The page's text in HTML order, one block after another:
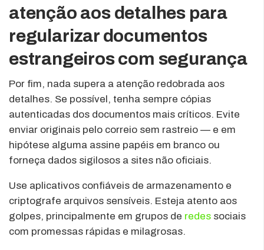
atenção aos detalhes para
regularizar documentos
estrangeiros com segurança
Por fim, nada supera a atenção redobrada aos
detalhes. Se possível, tenha sempre cópias
autenticadas dos documentos mais críticos. Evite
enviar originais pelo correio sem rastreio — e em
hipótese alguma assine papéis em branco ou
forneça dados sigilosos a sites não oficiais.
Use aplicativos confiáveis de armazenamento e
criptografe arquivos sensíveis. Esteja atento aos
golpes, principalmente em grupos de redes sociais
com promessas rápidas e milagrosas.